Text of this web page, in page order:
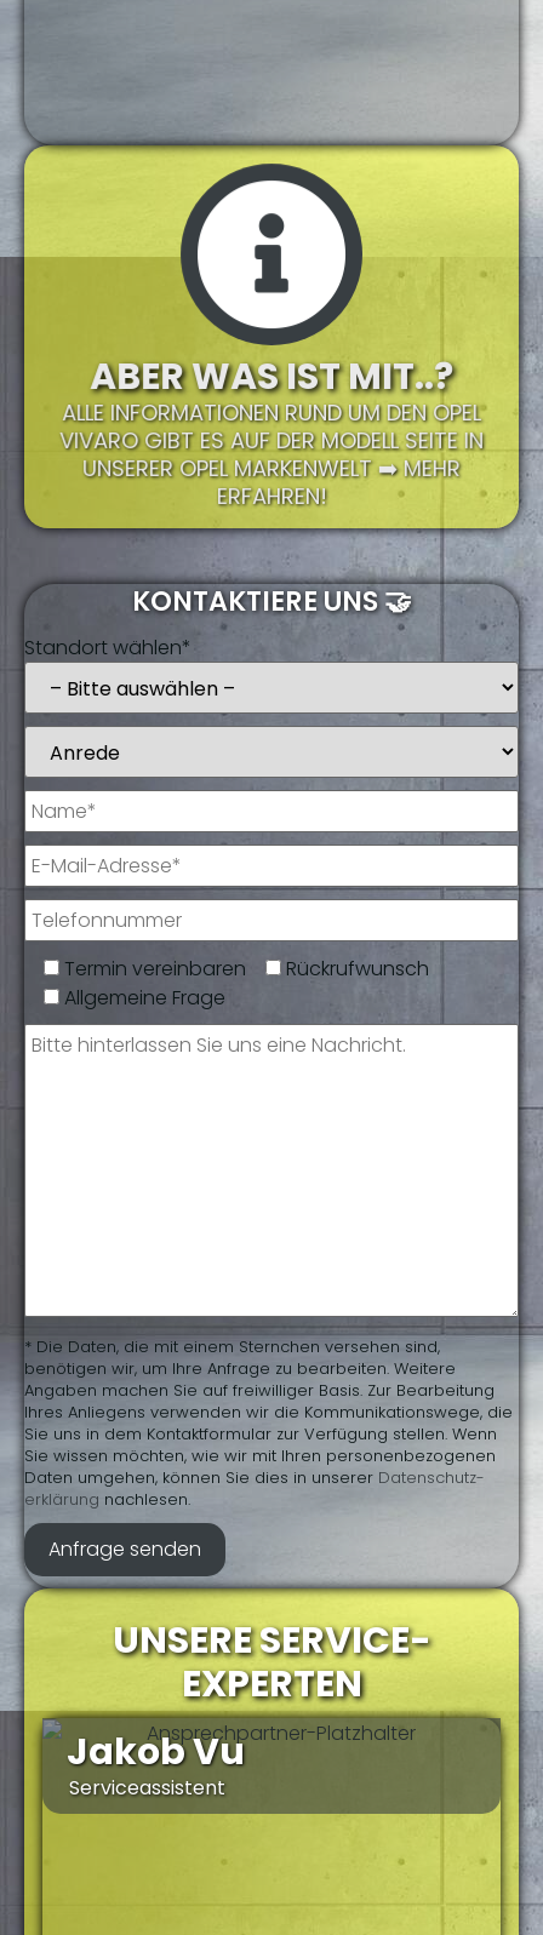
ABER WAS IST MIT..?
ALLE INFORMATIONEN RUND UM DEN OPEL
VIVARO GIBT ES AUF DER MODELL SEITE IN
UNSERER OPEL MARKENWELT ➡️ MEHR
ERFAHREN!
UNSERE SERVICE-
EXPERTEN
Jakob Vu
Serviceassistent
KONTAKTIERE UNS 🤝
Standort wählen*
Termin vereinbaren
Rückrufwunsch
Allgemeine Frage
* Die Daten, die mit einem Sternchen versehen sind,
benötigen wir, um Ihre Anfrage zu bearbeiten. Weitere
Angaben machen Sie auf freiwilliger Basis. Zur Bearbeitung
Ihres Anliegens verwenden wir die Kommunikationswege, die
Sie uns in dem Kontaktformular zur Verfügung stellen. Wenn
Sie wissen möchten, wie wir mit Ihren personenbezogenen
Daten umgehen, können Sie dies in unserer Daten­schutz­
erklärung nachlesen.